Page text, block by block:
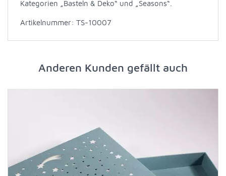
Kategorien „Basteln & Deko“ und „Seasons“.
Artikelnummer: TS-10007
Anderen Kunden gefällt auch